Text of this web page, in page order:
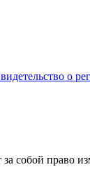
о
собой право